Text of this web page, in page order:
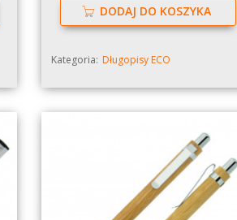
DODAJ DO KOSZYKA
Kategoria: Długopisy ECO